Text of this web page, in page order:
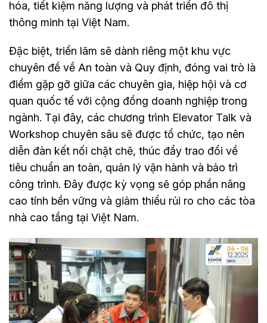
hóa, tiết kiệm năng lượng và phát triển đô thị
thông minh tại Việt Nam.
Đặc biệt, triển lãm sẽ dành riêng một khu vực
chuyên đề về An toàn và Quy định, đóng vai trò là
điểm gặp gỡ giữa các chuyên gia, hiệp hội và cơ
quan quốc tế với cộng đồng doanh nghiệp trong
ngành. Tại đây, các chương trình Elevator Talk và
Workshop chuyên sâu sẽ được tổ chức, tạo nên
diễn đàn kết nối chặt chẽ, thúc đẩy trao đổi về
tiêu chuẩn an toàn, quản lý vận hành và bảo trì
công trình. Đây được kỳ vọng sẽ góp phần nâng
cao tính bền vững và giảm thiểu rủi ro cho các tòa
nhà cao tầng tại Việt Nam.